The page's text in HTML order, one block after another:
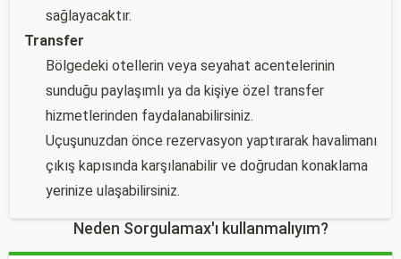
sağlayacaktır.
Transfer
Bölgedeki otellerin veya seyahat acentelerinin
sunduğu paylaşımlı ya da kişiye özel transfer
hizmetlerinden faydalanabilirsiniz.
Uçuşunuzdan önce rezervasyon yaptırarak havalimanı
çıkış kapısında karşılanabilir ve doğrudan konaklama
yerinize ulaşabilirsiniz.
Neden Sorgulamax'ı kullanmalıyım?